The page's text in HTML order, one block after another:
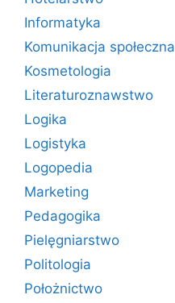
Informatyka
Komunikacja społeczna
Kosmetologia
Literaturoznawstwo
Logika
Logistyka
Logopedia
Marketing
Pedagogika
Pielęgniarstwo
Politologia
Położnictwo